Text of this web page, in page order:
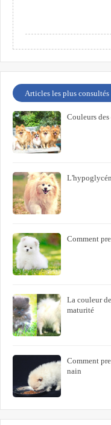
Articles les plus consultés
Couleurs
Comment
La couleur
maturité
Comment
nain